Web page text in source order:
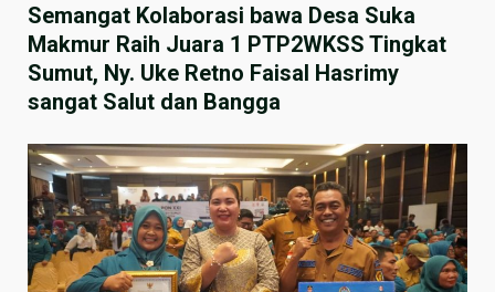
Semangat Kolaborasi bawa Desa Suka
Makmur Raih Juara 1 PTP2WKSS Tingkat
Sumut, Ny. Uke Retno Faisal Hasrimy
sangat Salut dan Bangga